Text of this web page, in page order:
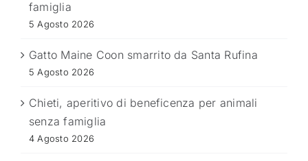
famiglia
5 Agosto 2026
Gatto Maine Coon smarrito da Santa Rufina
5 Agosto 2026
Chieti, aperitivo di beneficenza per animali
senza famiglia
4 Agosto 2026